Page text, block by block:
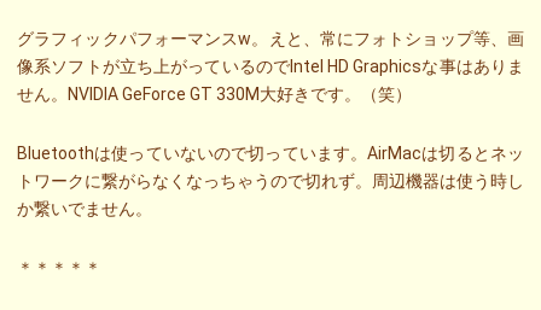
グラフィックパフォーマンスw。えと、常にフォトショップ等、画
像系ソフトが立ち上がっているのでIntel HD Graphicsな事はありま
せん。NVIDIA GeForce GT 330M大好きです。（笑）
Bluetoothは使っていないので切っています。AirMacは切るとネッ
トワークに繋がらなくなっちゃうので切れず。周辺機器は使う時し
か繋いでません。
＊＊＊＊＊